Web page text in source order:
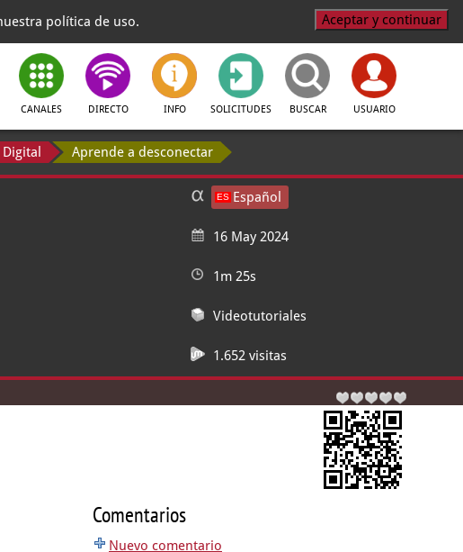
política de uso. Aceptar y continuar
CANALES DIRECTO INFO SOLICITUDES BUSCAR USUARIO
Aprende a desconectar
Español
16 May 2024
1m 25s
Videotutoriales
1.652 visitas
Comentarios
Nuevo comentario